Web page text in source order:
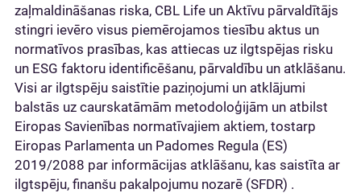
zaļmaldināšanas riska, CBL Life un Aktīvu pārvaldītājs
stingri ievēro visus piemērojamos tiesību aktus un
normatīvos prasības, kas attiecas uz ilgtspējas risku
un ESG faktoru identificēšanu, pārvaldību un atklāšanu.
Visi ar ilgtspēju saistītie paziņojumi un atklājumi
balstās uz caurskatāmām metodoloģijām un atbilst
Eiropas Savienības normatīvajiem aktiem, tostarp
Eiropas Parlamenta un Padomes Regula (ES)
2019/2088 par informācijas atklāšanu, kas saistīta ar
ilgtspēju, finanšu pakalpojumu nozarē (SFDR) .